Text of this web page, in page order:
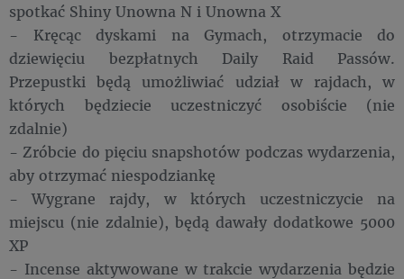
spotkać Shiny Unowna N i Unowna X
- Kręcąc dyskami na Gymach, otrzymacie do
dziewięciu bezpłatnych Daily Raid Passów.
Przepustki będą umożliwiać udział w rajdach, w
których będziecie uczestniczyć osobiście (nie
zdalnie)
- Zróbcie do pięciu snapshotów podczas wydarzenia,
aby otrzymać niespodziankę
- Wygrane rajdy, w których uczestniczycie na
miejscu (nie zdalnie), będą dawały dodatkowe 5000
XP
- Incense aktywowane w trakcie wydarzenia będzie